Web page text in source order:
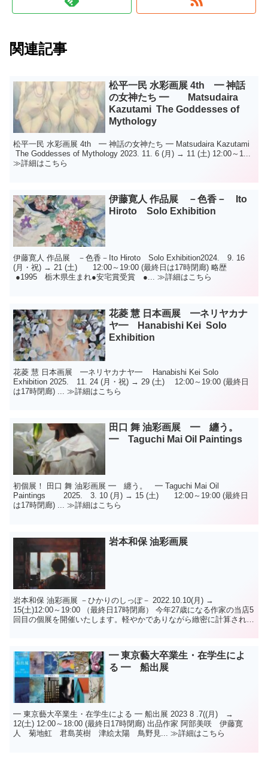
関連記事
松平一民 水彩画展 4th ━ 神話
の女神たち ━ Matsudaira
Kazutami The Goddesses of
Mythology
松平一民 水彩画展 4th ━ 神話の女神たち ━ Matsudaira Kazutami
The Goddesses of Mythology 2023. 11. 6 (月) → 11 (土) 12:00～1...
≫詳細はこちら
伊藤寛人 作品展 －色香－ Ito
Hiroto Solo Exhibition
伊藤寛人 作品展 －色香－Ito Hiroto Solo Exhibition2024. 9. 16
(月・祝) → 21 (土) 12:00～19:00 (最終日は17時閉廊) 略歴
●1995 栃木県生まれ●安宅賞受賞 ●... ≫詳細はこちら
花菱 慧 日本画展 ━ネリヤカナ
ヤ━ Hanabishi Kei Solo
Exhibition
花菱 慧 日本画展 ━ネリヤカナヤ━ Hanabishi Kei Solo
Exhibition 2025. 11. 24 (月・祝) → 29 (土) 12:00～19:00 (最終日
は17時閉廊) ... ≫詳細はこちら
田口 舞 油彩画展 ━ 纏う。
━ Taguchi Mai Oil Paintings
初個展！ 田口 舞 油彩画展 ━ 纏う。 ━ Taguchi Mai Oil
Paintings 2025. 3. 10 (月) → 15 (土) 12:00～19:00 (最終日
は17時閉廊) ... ≫詳細はこちら
岩本和保 油彩画展
岩本和保 油彩画展 －ひかりのしっぽ－ 2022.10.10(月) →
15(土)12:00～19:00 （最終日17時閉廊） 今年27歳になる作家の当店5
回目の個展を開催いたします。軽やかでありながら緻密に計算され
━ 東京藝大卒業生・在学生によ
る ━ 船出展
━ 東京藝大卒業生・在学生による ━ 船出展 2023 8 .7((月) →
12(土) 12:00～18:00 (最終日17時閉廊) 出品作家 阿部美咲 伊藤寛
人 菊地虹 君島英樹 津絵太陽 鳥野見... ≫詳細はこちら